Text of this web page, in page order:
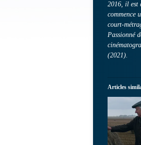
2016, il est
commence
court-
Passionné
(2021).
Articles